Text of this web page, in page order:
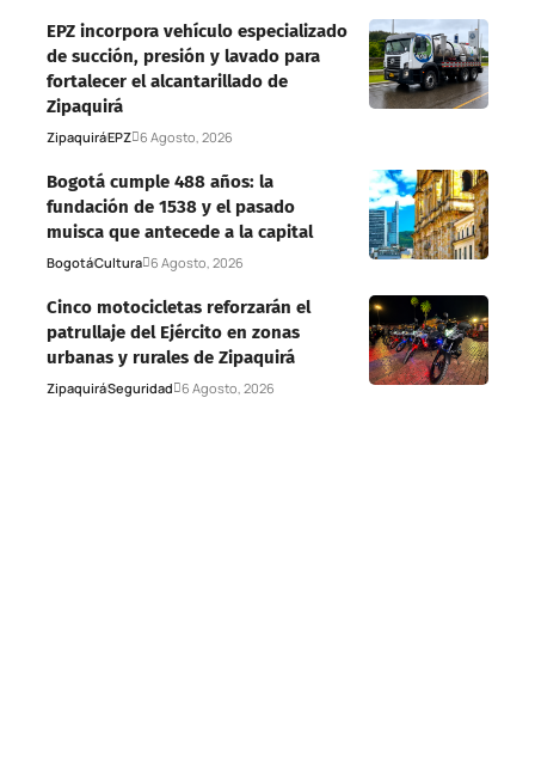
EPZ incorpora vehículo especializado
de succión, presión y lavado para
fortalecer el alcantarillado de
Zipaquirá
ZipaquiráEPZ 6 Agosto, 2026
Bogotá cumple 488 años: la
fundación de 1538 y el pasado
muisca que antecede a la capital
BogotáCultura 6 Agosto, 2026
Cinco motocicletas reforzarán el
patrullaje del Ejército en zonas
urbanas y rurales de Zipaquirá
ZipaquiráSeguridad 6 Agosto, 2026